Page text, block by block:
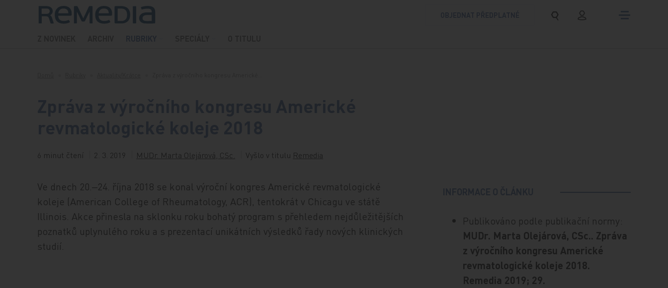
Přeskočit na obsah
6 minut čtení 2. 3. 2019 MUDr. Marta Olejárová, CSc. Vyšlo v titulu Remedia
Ve dnech 20.‒24. října 2018 se konal výroční kongres Americké revmatologické
koleje (American College of Rheumatology, ACR), tentokrát v Chicagu ve státě
Illinois. Akce přinesla na sklonku roku bohatý program s přehledem nejdůležitějších
poznatků uplynulého roku a s prezentací unikátních výsledků řady nových klinických
studií.
Publikováno podle publikační normy:
MUDr. Marta Olejárová, CSc.. Zpráva
z výročního kongresu Americké
revmatologické koleje 2018.
Remedia 2019; 29.